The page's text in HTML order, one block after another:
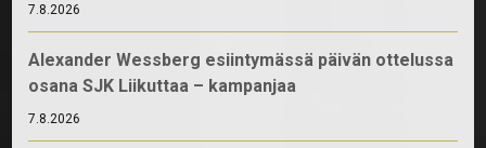
7.8.2026
Alexander Wessberg esiintymässä päivän ottelussa
osana SJK Liikuttaa – kampanjaa
7.8.2026